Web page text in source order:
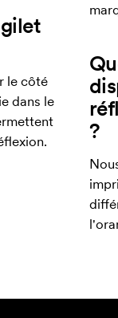
le côté
dans le
?